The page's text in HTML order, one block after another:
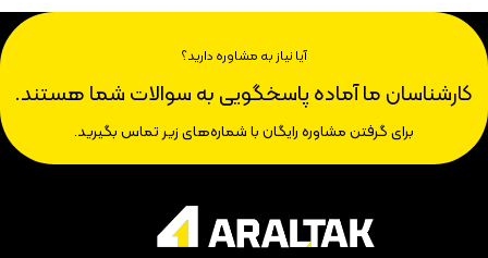
آیا نیاز به مشاوره دارید؟
کارشناسان ما آماده پاسخگویی به سوالات شما هستند.
برای گرفتن مشاوره رایگان با شماره‌های زیر تماس بگیرید.